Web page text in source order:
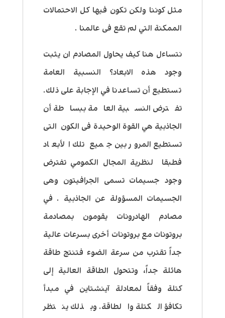
مثل كوننا ولكن تكون فيها كل الاحتمالات
الممكنة التي لم تقع فى عالمنا .
نتساءل هنا كيف يحاول المصادم ان يثبت
وجود هذه الابعاد؟ النسبية العامة
تستطيع أن تساعدنا في الإجابة على ذلك.
تفترض النسبية العامة ببساطة أن
الجاذبية هي القوة الوحيدة فى الكون التى
تستطيع المرور بين جميع تلك الأبعاد
فطبقا لنظرية المجال الكمومي تفترض
وجود جسيمات تسمى الجرافيتون وهى
الجسيمات المسؤولة عن الجاذبية . في
مصادم الهادرونات يقومون بمصادمة
بروتونات مع بروتونات أخرى بسرعات عالية
جداً تقترب من سرعة الضوء فتنتج طاقة
هائلة جداً، وتتحول الطاقة العالية إلى
كتلة وفقاً لمعادلة آينشتاين في مبدأ
تكافؤ الكتلة والطاقة. وبذلك ينتظر